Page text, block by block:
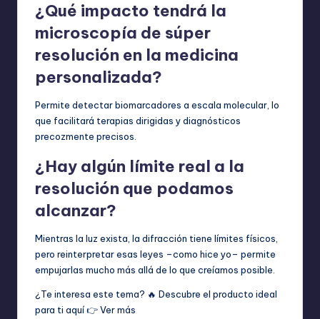
¿Qué impacto tendrá la
microscopía de súper
resolución en la medicina
personalizada?
Permite detectar biomarcadores a escala molecular, lo
que facilitará terapias dirigidas y diagnósticos
precozmente precisos.
¿Hay algún límite real a la
resolución que podamos
alcanzar?
Mientras la luz exista, la difracción tiene límites físicos,
pero reinterpretar esas leyes –como hice yo– permite
empujarlas mucho más allá de lo que creíamos posible.
¿Te interesa este tema? 🔥 Descubre el producto ideal
para ti aquí 👉Ver más